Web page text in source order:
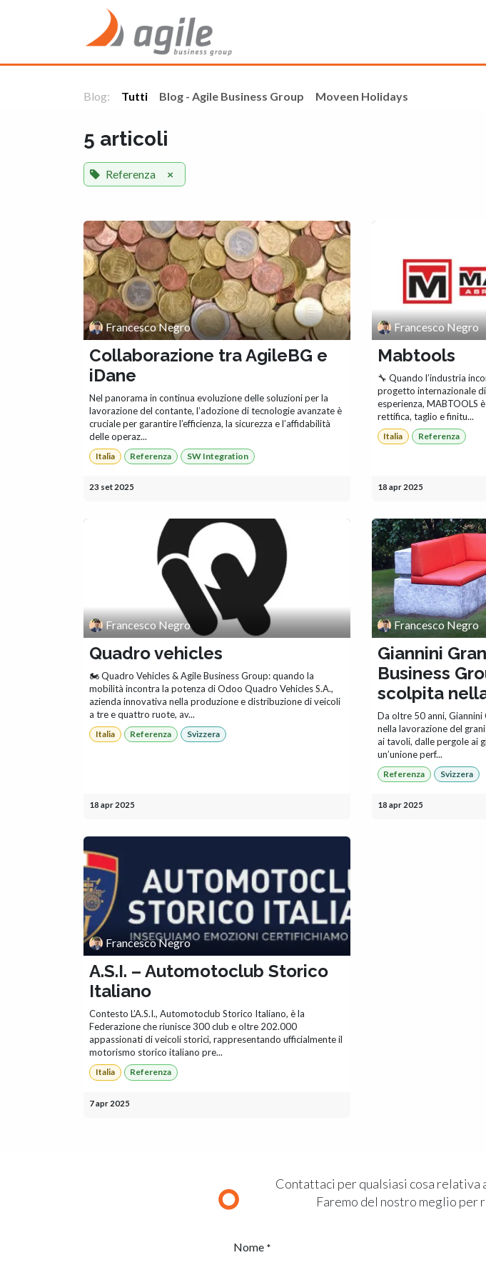
Blog: Tutti Blog - Agile Business Group Moveen Holidays
5 articoli
Referenza ×
Francesco Negro
Collaborazione tra AgileBG e
iDane
Nel panorama in continua evoluzione delle soluzioni per la
lavorazione del contante, l’adozione di tecnologie avanzate è
cruciale per garantire l’efficienza, la sicurezza e l’affidabilità
delle operaz...
Italia Referenza SW Integration
23 set 2025
Francesco Negro
Mabtools
🔧 Quando l’industria
progetto internazionale
esperienza, MABTOOLS
rettifica, taglio e finitu...
Italia Referenza
18 apr 2025
Francesco Negro
Quadro vehicles
🏍️ Quadro Vehicles & Agile Business Group: quando la
mobilità incontra la potenza di Odoo Quadro Vehicles S.A.,
azienda innovativa nella produzione e distribuzione di veicoli
a tre e quattro ruote, av...
Italia Referenza Svizzera
18 apr 2025
Francesco Negro
Giannini
Business
scolpita
Da oltre 50 anni, Giannini
nella lavorazione del
ai tavoli, dalle pergole ai
un’unione perf...
Referenza Svizzera
18 apr 2025
Francesco Negro
A.S.I. – Automotoclub Storico
Italiano
Contesto L’A.S.I., Automotoclub Storico Italiano, è la
Federazione che riunisce 300 club e oltre 202.000
appassionati di veicoli storici, rappresentando ufficialmente il
motorismo storico italiano pre...
Italia Referenza
7 apr 2025
Contattaci per qualsiasi cosa relativa
Faremo del nostro meglio
Nome *